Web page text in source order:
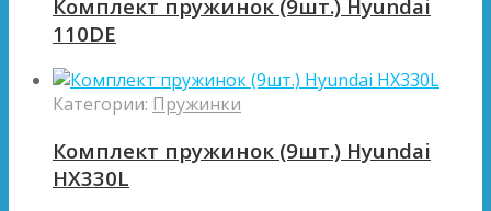
Комплект пружинок (9шт.) Hyundai
110DE
Категории: Пружинки
Комплект пружинок (9шт.) Hyundai
HX330L